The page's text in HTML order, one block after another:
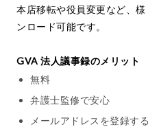
本店移転や役員変更など、
ンロード可能です。
GVA 法人議事録のメリット
無料
弁護士監修で安心
メールアドレスを登録す